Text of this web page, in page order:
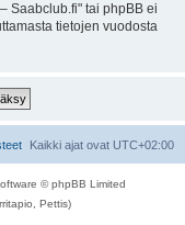
Saabclub.fi" tai phpBB ei
tietojen vuodosta
Kaikki ajat ovat UTC+02:00
© phpBB Limited
Pettis)